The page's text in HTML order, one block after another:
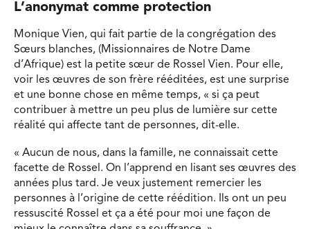
L’anonymat comme protection
Monique Vien, qui fait partie de la congrégation des
Sœurs blanches, (Missionnaires de Notre Dame
d’Afrique) est la petite sœur de Rossel Vien. Pour elle,
voir les œuvres de son frère rééditées, est une surprise
et une bonne chose en même temps, « si ça peut
contribuer à mettre un peu plus de lumière sur cette
réalité qui affecte tant de personnes, dit-elle.
« Aucun de nous, dans la famille, ne connaissait cette
facette de Rossel. On l’apprend en lisant ses œuvres des
années plus tard. Je veux justement remercier les
personnes à l’origine de cette réédition. Ils ont un peu
ressuscité Rossel et ça a été pour moi une façon de